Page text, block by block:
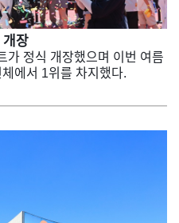
개장
가 정식 개장했으며 이번 여름
에서 1위를 차지했다.